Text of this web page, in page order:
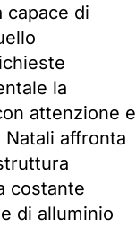
capace di
la
attenzione e
affronta
costante
di alluminio